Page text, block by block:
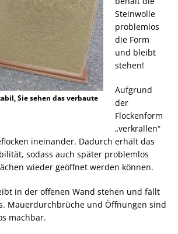
Sie sehen das verbaute
Steinwolle
problemlos
die Form
und bleibt
stehen!
Aufgrund
der
Flockenform
„verkrallen“
ineinander. Dadurch erhält das
sodass auch später problemlos
wieder geöffnet werden können.
in der offenen Wand stehen und fällt
Mauerdurchbrüche und Öffnungen sind
machbar.